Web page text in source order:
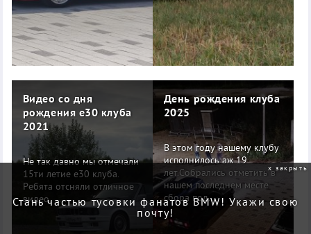
Видео со дня
рождения е30 клуба
2021
Не так давно мы отмечали
15ти летие е30 клуба.
Ребята отсняли отличное
видео. ...
День рождения клуба
2025
В этом году нашему клубу
исполнилось аж 19
лет.Собрались отметить в
нашем последнем месте
сбора под...
закрыть
Стань частью тусовки фанатов BMW! Укажи свою
почту!